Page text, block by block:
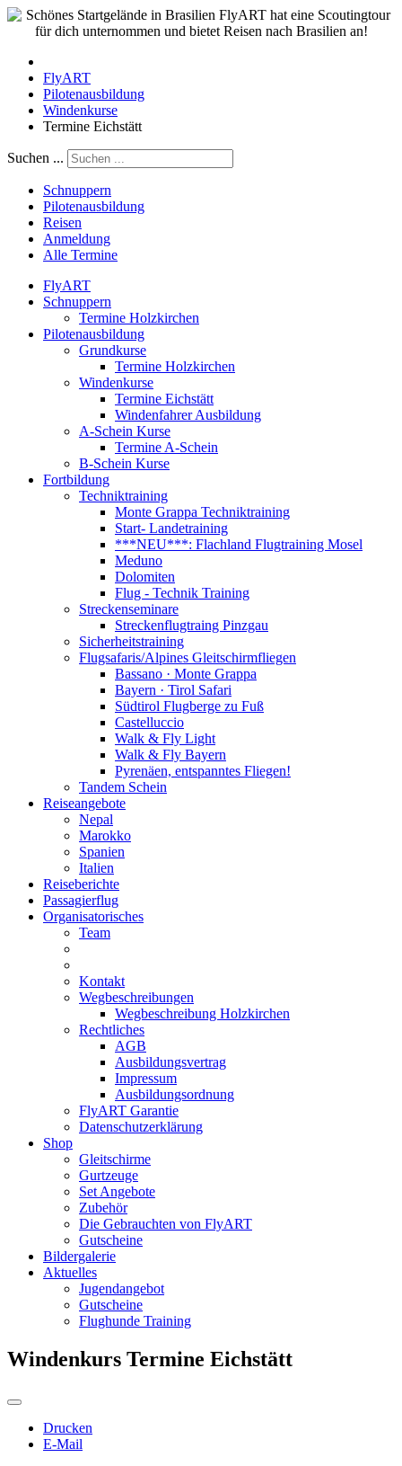
FlyART
Pilotenausbildung
Windenkurse
Termine Eichstätt
Suchen ...
Schnuppern
Pilotenausbildung
Reisen
Anmeldung
Alle Termine
FlyART
Schnuppern
Termine Holzkirchen
Pilotenausbildung
Grundkurse
Termine Holzkirchen
Windenkurse
Termine Eichstätt
Windenfahrer Ausbildung
A-Schein Kurse
Termine A-Schein
B-Schein Kurse
Fortbildung
Techniktraining
Monte Grappa Techniktraining
Start- Landetraining
***NEU***: Flachland Flugtraining Mosel
Meduno
Dolomiten
Flug - Technik Training
Streckenseminare
Streckenflugtraing Pinzgau
Sicherheitstraining
Flugsafaris/Alpines Gleitschirmfliegen
Bassano · Monte Grappa
Bayern · Tirol Safari
Südtirol Flugberge zu Fuß
Castelluccio
Walk & Fly Light
Walk & Fly Bayern
Pyrenäen, entspanntes Fliegen!
Tandem Schein
Reiseangebote
Nepal
Marokko
Spanien
Italien
Reiseberichte
Passagierflug
Organisatorisches
Team
Kontakt
Wegbeschreibungen
Wegbeschreibung Holzkirchen
Rechtliches
AGB
Ausbildungsvertrag
Impressum
Ausbildungsordnung
FlyART Garantie
Datenschutzerklärung
Shop
Gleitschirme
Gurtzeuge
Set Angebote
Zubehör
Die Gebrauchten von FlyART
Gutscheine
Bildergalerie
Aktuelles
Jugendangebot
Gutscheine
Flughunde Training
Windenkurs Termine Eichstätt
Drucken
E-Mail